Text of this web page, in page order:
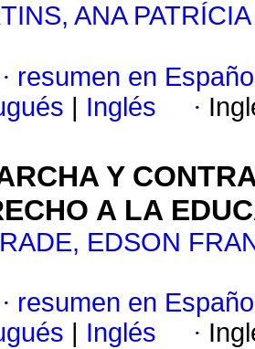
ANA
· resumen en
Inglés ·
Y
A LA
EDSON
· resumen en
Inglés ·